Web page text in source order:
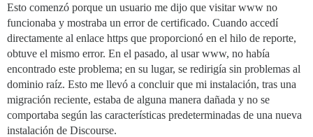
Esto comenzó porque un usuario me dijo que visitar www no
funcionaba y mostraba un error de certificado. Cuando accedí
directamente al enlace https que proporcionó en el hilo de reporte,
obtuve el mismo error. En el pasado, al usar www, no había
encontrado este problema; en su lugar, se redirigía sin problemas al
dominio raíz. Esto me llevó a concluir que mi instalación, tras una
migración reciente, estaba de alguna manera dañada y no se
comportaba según las características predeterminadas de una nueva
instalación de Discourse.